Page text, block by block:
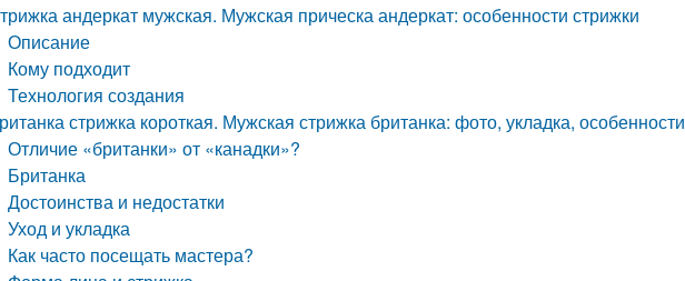
андеркат мужская. Мужская прическа андеркат: особенности стрижки
Описание
Кому подходит
Технология создания
стрижка короткая. Мужская стрижка британка: фото, укладка, особенности
Отличие «британки» от «канадки»?
Британка
Достоинства и недостатки
Уход и укладка
Как часто посещать мастера?